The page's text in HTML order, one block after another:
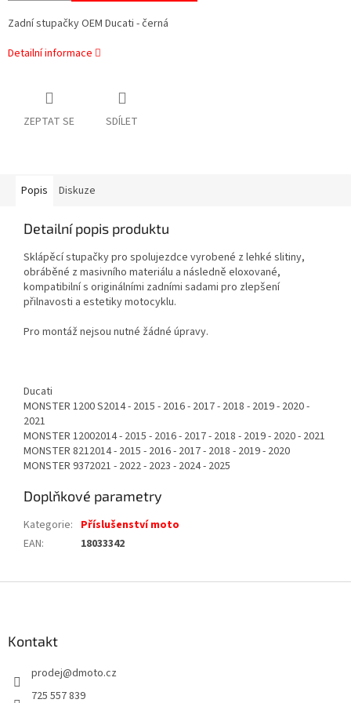
Zadní stupačky OEM Ducati - černá
Detailní informace
ZEPTAT SE SDÍLET
Popis Diskuze
Detailní popis produktu
Sklápěcí stupačky pro spolujezdce vyrobené z lehké slitiny,
obráběné z masivního materiálu a následně eloxované,
kompatibilní s originálními zadními sadami pro zlepšení
přilnavosti a estetiky motocyklu.
Pro montáž nejsou nutné žádné úpravy.
Ducati
MONSTER 1200 S2014 - 2015 - 2016 - 2017 - 2018 - 2019 - 2020 -
2021
MONSTER 12002014 - 2015 - 2016 - 2017 - 2018 - 2019 - 2020 - 2021
MONSTER 8212014 - 2015 - 2016 - 2017 - 2018 - 2019 - 2020
MONSTER 9372021 - 2022 - 2023 - 2024 - 2025
Doplňkové parametry
Kategorie: Příslušenství moto
EAN: 18033342
Kontakt
prodej@dmoto.cz
725 557 839